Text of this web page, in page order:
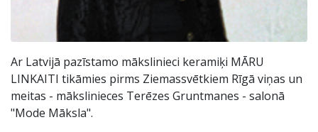
Ar Latvijā pazīstamo mākslinieci keramiķi MĀRU
LINKAITI tikāmies pirms Ziemassvētkiem Rīgā viņas un
meitas - mākslinieces Terēzes Gruntmanes - salonā
"Mode Māksla".